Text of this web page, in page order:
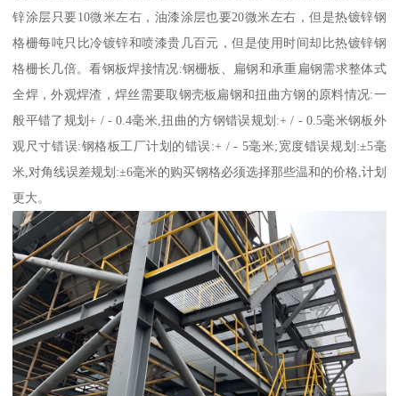
锌涂层只要10微米左右，油漆涂层也要20微米左右，但是热镀锌钢
格栅每吨只比冷镀锌和喷漆贵几百元，但是使用时间却比热镀锌钢
格栅长几倍。看钢板焊接情况:钢栅板、扁钢和承重扁钢需求整体式
全焊，外观焊渣，焊丝需要取钢壳板扁钢和扭曲方钢的原料情况:一
般平错了规划+ / - 0.4毫米,扭曲的方钢错误规划:+ / - 0.5毫米钢板外
观尺寸错误:钢格板工厂计划的错误:+ / - 5毫米;宽度错误规划:±5毫
米,对角线误差规划:±6毫米的购买钢格必须选择那些温和的价格,计划
更大。